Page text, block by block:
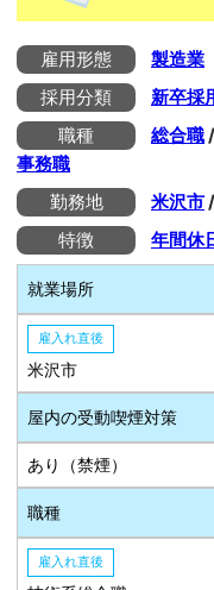
雇用形態
製造業
採用分類
新卒採
職種
総合職 /
事務職
勤務地
米沢市 /
特徴
年間休
就業場所
雇入れ直後
米沢市
屋内の受動喫煙対策
あり（禁煙）
職種
雇入れ直後